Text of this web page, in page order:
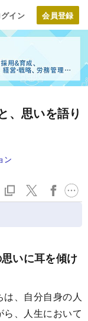
グイン
、思いを語り
ン
いに耳を傾け
、自分自身の人
、人生において